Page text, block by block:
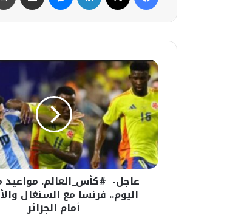
عاجل-
#كأس_العالم.
مواعيد
مباريات
اليوم..
فرنسا
مع
السنغال
والأرجنتين
عاجل- #كأس_العالم. مواعيد
اليوم.. فرنسا مع السنغال
أمام الجزائر